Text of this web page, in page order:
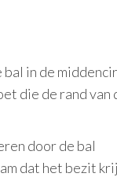
in de
die de rand van
door de bal
dat het bezit